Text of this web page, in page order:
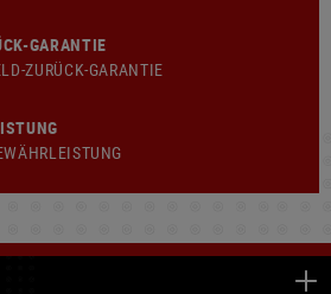
GARANTIE
ZURÜCK-GARANTIE